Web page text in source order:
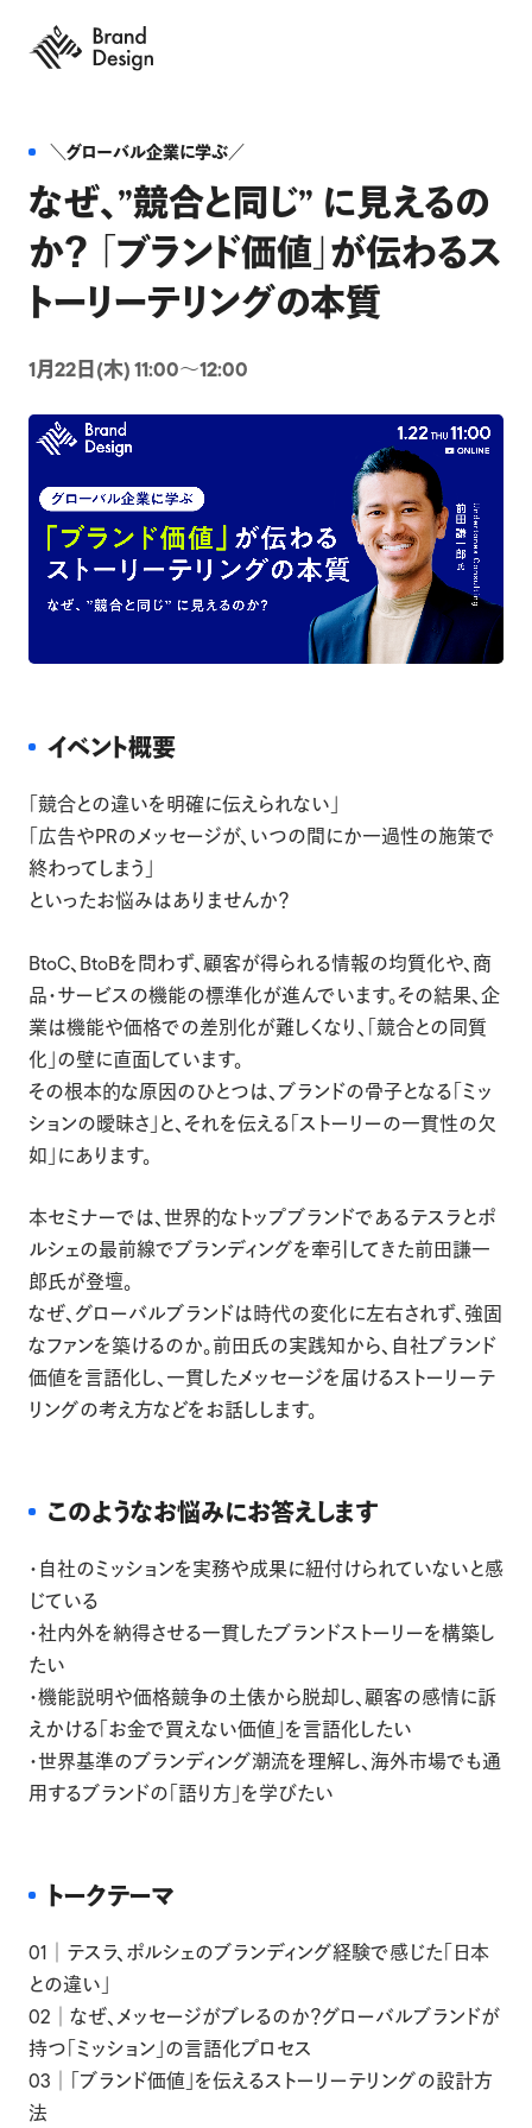
＼グローバル企業に学ぶ／
なぜ、”競合と同じ” に見えるの
か？ 「ブランド価値」が伝わるス
トーリーテリングの本質
1月22日(木) 11:00〜12:00
イベント概要
「競合との違いを明確に伝えられない」
「広告やPRのメッセージが、いつの間にか一過性の施策で
終わってしまう」
といったお悩みはありませんか？
BtoC、BtoBを問わず、顧客が得られる情報の均質化や、商
品・サービスの機能の標準化が進んでいます。その結果、企
業は機能や価格での差別化が難しくなり、「競合との同質
化」の壁に直面しています。
その根本的な原因のひとつは、ブランドの骨子となる「ミッ
ションの曖昧さ」と、それを伝える「ストーリーの一貫性の欠
如」にあります。
本セミナーでは、世界的なトップブランドであるテスラとポ
ルシェの最前線でブランディングを牽引してきた前田謙一
郎氏が登壇。
なぜ、グローバルブランドは時代の変化に左右されず、強固
なファンを築けるのか。前田氏の実践知から、自社ブランド
価値を言語化し、一貫したメッセージを届けるストーリーテ
リングの考え方などをお話しします。
このようなお悩みにお答えします
・自社のミッションを実務や成果に紐付けられていないと感
じている
・社内外を納得させる一貫したブランドストーリーを構築し
たい
・機能説明や価格競争の土俵から脱却し、顧客の感情に訴
えかける「お金で買えない価値」を言語化したい
・世界基準のブランディング潮流を理解し、海外市場でも通
用するブランドの「語り方」を学びたい
トークテーマ
01│テスラ、ポルシェのブランディング経験で感じた「日本
との違い」
02│なぜ、メッセージがブレるのか？グローバルブランドが
持つ「ミッション」の言語化プロセス
03│「ブランド価値」を伝えるストーリーテリングの設計方
法